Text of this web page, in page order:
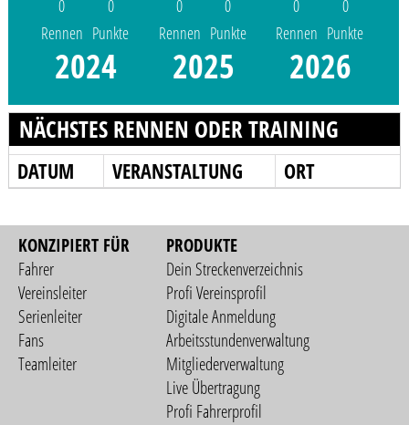
0
Rennen
0
Punkte
2024
0
Rennen
0
Punkte
2025
0
Rennen
0
Punkte
2026
NÄCHSTES RENNEN ODER TRAINING
DATUM VERANSTALTUNG ORT
KONZIPIERT FÜR
Fahrer
Vereinsleiter
Serienleiter
Fans
Teamleiter
PRODUKTE
Dein Streckenverzeichnis
Profi Vereinsprofil
Digitale Anmeldung
Arbeitsstundenverwaltung
Mitgliederverwaltung
Live Übertragung
Profi Fahrerprofil